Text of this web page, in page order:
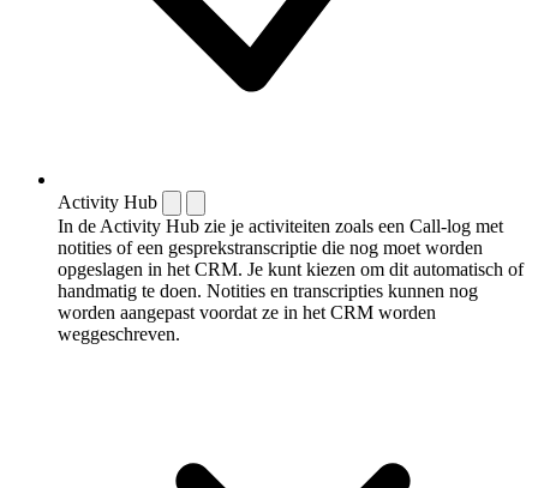
Activity Hub
In de Activity Hub zie je activiteiten zoals een Call-log met
notities of een gespreks­transcriptie die nog moet worden
opgeslagen in het CRM. Je kunt kiezen om dit automatisch of
handmatig te doen. Notities en transcripties kunnen nog
worden aangepast voordat ze in het CRM worden
weggeschreven.